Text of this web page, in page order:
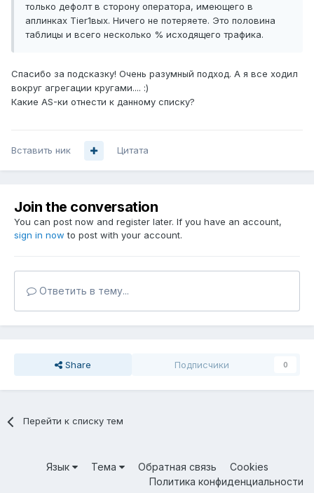
только дефолт в сторону оператора, имеющего в
аплинках Tier1вых. Ничего не потеряете. Это половина
таблицы и всего несколько % исходящего трафика.
Спасибо за подсказку! Очень разумный подход. А я все ходил
вокруг агрегации кругами.... :)
Какие AS-ки отнести к данному списку?
Вставить ник Цитата
Join the conversation
You can post now and register later. If you have an account,
sign in now to post with your account.
Ответить в тему...
Share Подписчики 0
Перейти к списку тем
Язык Тема Обратная связь
Cookies
Политика конфиденциальности